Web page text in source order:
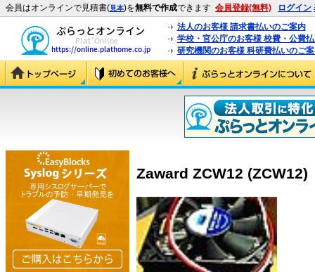
会員はオンラインで見積書(見本)を無料で作成できます 会員登録(無料) ログイン
法人のお客様 請求書払いのご案内
学校・官公庁のお客様 校費・公費
研究機関のお客様 科研費払いのご
Zaward ZCW12 (ZCW12)